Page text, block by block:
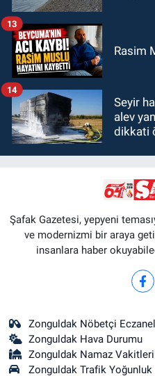
Rasim
13
Seyir
alev
dikkati
14
Şafak Gazetesi, yepyeni
ve modernizmi bir araya
insanlara haber
Zonguldak Nöbetçi
Zonguldak Hava Durumu
Zonguldak Namaz Vakitleri
Zonguldak Trafik Yoğunluk